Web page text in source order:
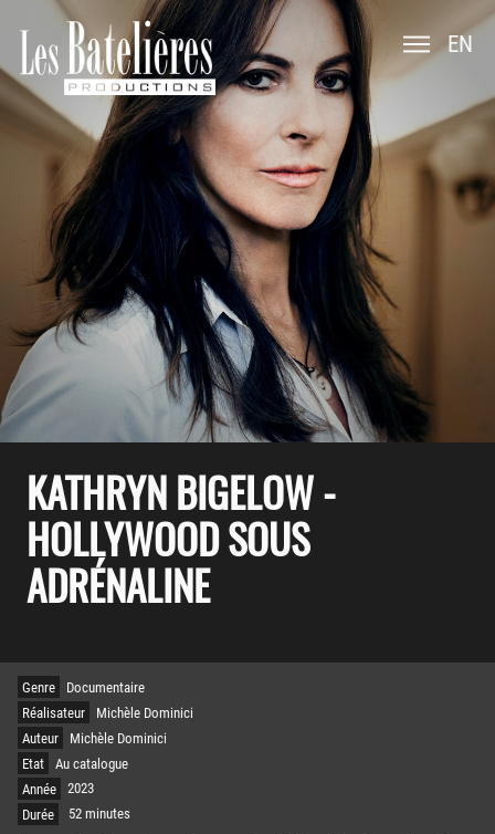
EN
KATHRYN BIGELOW -
HOLLYWOOD SOUS
ADRÉNALINE
Genre
Documentaire
Réalisateur
Michèle Dominici
Auteur
Michèle Dominici
Etat
Au catalogue
Année
2023
Durée
52 minutes